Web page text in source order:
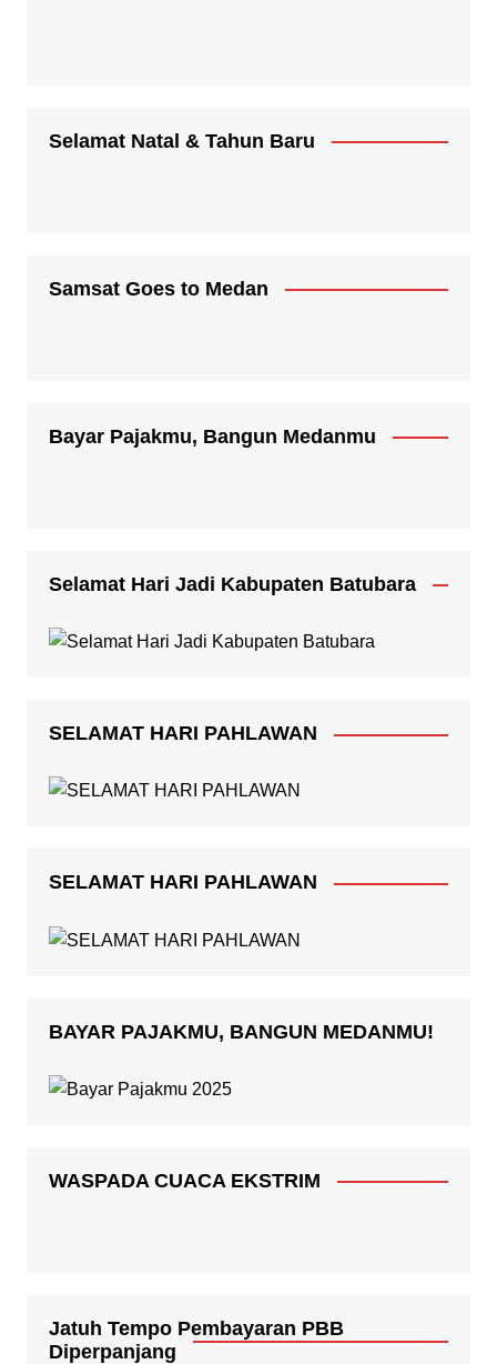
Selamat Natal & Tahun Baru
Samsat Goes to Medan
Bayar Pajakmu, Bangun Medanmu
Selamat Hari Jadi Kabupaten Batubara
SELAMAT HARI PAHLAWAN
SELAMAT HARI PAHLAWAN
BAYAR PAJAKMU, BANGUN MEDANMU!
WASPADA CUACA EKSTRIM
Jatuh Tempo Pembayaran PBB
Diperpanjang